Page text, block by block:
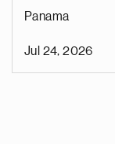
Panama
Jul 24, 2026